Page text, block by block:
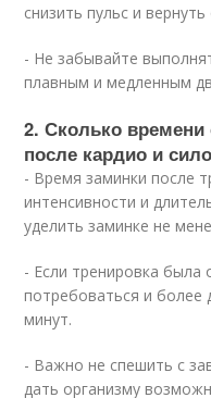
снизить пульс и
- Не забывайте
плавным и медленным
2. Сколько времени
после кардио и
- Время заминки после
интенсивности и
уделить заминке не
- Если тренировка
потребоваться и более
минут.
- Важно не спешить с
дать организму